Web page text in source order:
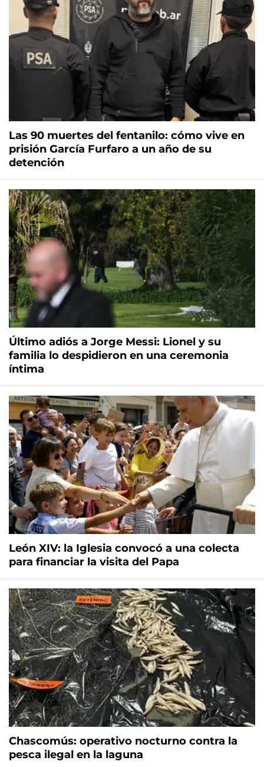
Las 90 muertes del fentanilo: cómo vive en
prisión García Furfaro a un año de su
detención
Último adiós a Jorge Messi: Lionel y su
familia lo despidieron en una ceremonia
íntima
León XIV: la Iglesia convocó a una colecta
para financiar la visita del Papa
Chascomús: operativo nocturno contra la
pesca ilegal en la laguna